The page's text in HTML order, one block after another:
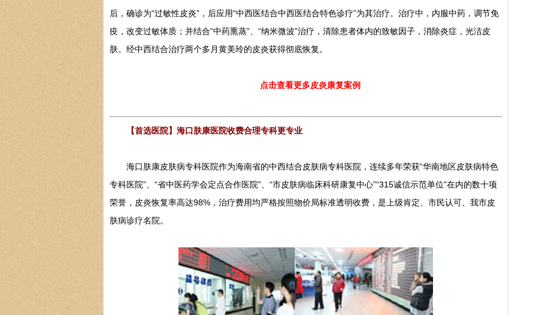
后，确诊为“过敏性皮炎”，后应用“中西医结合中西医结合特色诊疗”为其治疗。治疗中，内服中药，调节免
疫，改变过敏体质；并结合“中药熏蒸”、“纳米微波”治疗，清除患者体内的致敏因子，消除炎症，光洁皮
肤。经中西结合治疗两个多月黄美玲的皮炎获得彻底恢复。
点击查看更多皮炎康复案例
【首选医院】海口肤康医院收费合理专科更专业
海口肤康皮肤病专科医院作为海南省的中西结合皮肤病专科医院，连续多年荣获“华南地区皮肤病特色
专科医院”、“省中医药学会定点合作医院”、“市皮肤病临床科研康复中心”“315诚信示范单位”在内的数十项
荣誉，皮炎恢复率高达98%，治疗费用均严格按照物价局标准透明收费，是上级肯定、市民认可、我市皮
肤病诊疗名院。